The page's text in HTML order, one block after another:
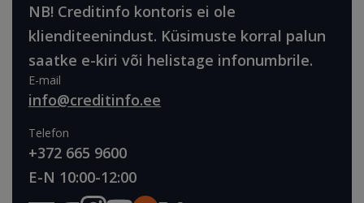
NB! Creditinfo kontoris ei ole
klienditeenindust. Küsimuste korral palun
saatke e-kiri või helistage infonumbrile.
E-mail
info@creditinfo.ee
Telefon
+372 665 9600
E-N 10:00-12:00